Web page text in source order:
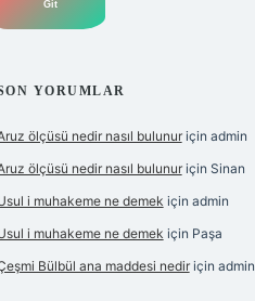
YORUMLAR
ölçüsü nedir nasıl bulunuriçin admin
ölçüsü nedir nasıl bulunuriçin Sinan
i muhakeme ne demek için admin
i muhakeme ne demek için Paşa
Bülbül ana maddesi nediriçin admin